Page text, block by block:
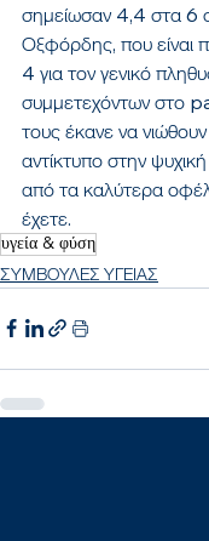
σημείωσαν 4,4 στα 6
Οξφόρδης, που είναι
4 για τον γενικό
συμμετεχόντων στο
τους έκανε να νιώθουν
αντίκτυπο στην
από τα καλύτερα
έχετε.
υγεία & φύση
ΣΥΜΒΟΥΛΕΣ ΥΓΕΙΑΣ